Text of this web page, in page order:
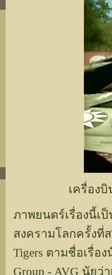
เครื่อง
ภาพยนตร์เรื่องนี้เ
สงครามโลกครั้งที่
Tigers ตามชื่อเรื่อ
Group - AVG นัย